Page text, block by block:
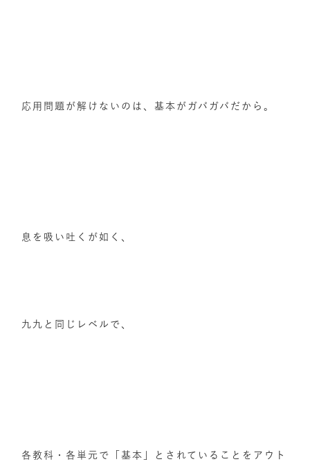
応用問題が解けないのは、基本がガバガバだから。
息を吸い吐くが如く、
九九と同じレベルで、
各教科・各単元で「基本」とされていることをアウト